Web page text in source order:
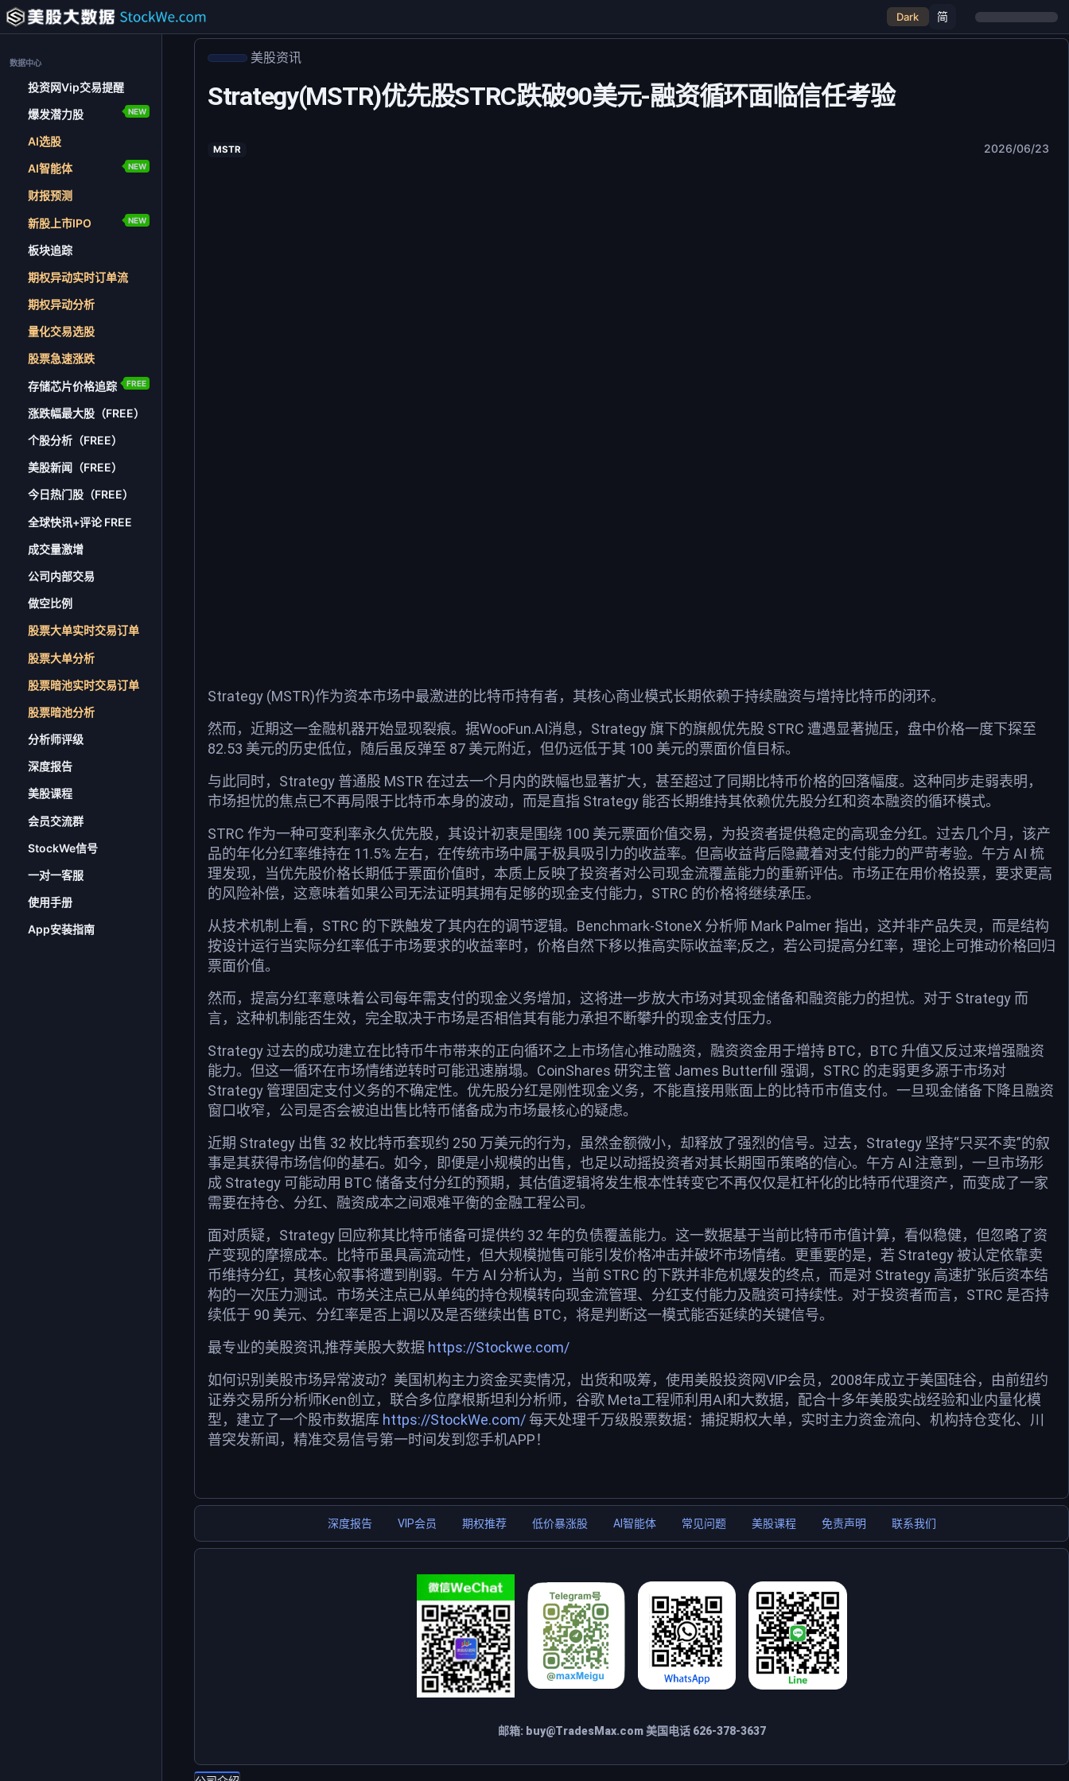
数据中心
投资网Vip交易提醒
爆发潜力股 NEW
AI选股
AI智能体 NEW
财报预测
新股上市IPO NEW
板块追踪
期权异动实时订单流
期权异动分析
量化交易选股
股票急速涨跌
存储芯片价格追踪 FREE
涨跌幅最大股（FREE）
个股分析（FREE）
美股新闻（FREE）
今日热门股（FREE）
全球快讯+评论 FREE
成交量激增
公司内部交易
做空比例
股票大单实时交易订单
股票大单分析
股票暗池实时交易订单
股票暗池分析
分析师评级
深度报告
美股课程
会员交流群
StockWe信号
一对一客服
使用手册
App安装指南
Dark 简
美股资讯
Strategy(MSTR)优先股STRC跌破90美元-融资循环面临信任考验
MSTR 2026/06/23
Strategy (MSTR)作为资本市场中最激进的比特币持有者，其核心商业模式长期依赖于持续融资与增持比特币的闭环。
然而，近期这一金融机器开始显现裂痕。据WooFun.AI消息，Strategy 旗下的旗舰优先股 STRC 遭遇显著抛压，盘中价格一度下探至
82.53 美元的历史低位，随后虽反弹至 87 美元附近，但仍远低于其 100 美元的票面价值目标。
与此同时，Strategy 普通股 MSTR 在过去一个月内的跌幅也显著扩大，甚至超过了同期比特币价格的回落幅度。这种同步走弱表明，
市场担忧的焦点已不再局限于比特币本身的波动，而是直指 Strategy 能否长期维持其依赖优先股分红和资本融资的循环模式。
STRC 作为一种可变利率永久优先股，其设计初衷是围绕 100 美元票面价值交易，为投资者提供稳定的高现金分红。过去几个月，该产
品的年化分红率维持在 11.5% 左右，在传统市场中属于极具吸引力的收益率。但高收益背后隐藏着对支付能力的严苛考验。午方 AI 梳
理发现，当优先股价格长期低于票面价值时，本质上反映了投资者对公司现金流覆盖能力的重新评估。市场正在用价格投票，要求更高
的风险补偿，这意味着如果公司无法证明其拥有足够的现金支付能力，STRC 的价格将继续承压。
从技术机制上看，STRC 的下跌触发了其内在的调节逻辑。Benchmark-StoneX 分析师 Mark Palmer 指出，这并非产品失灵，而是结构
按设计运行当实际分红率低于市场要求的收益率时，价格自然下移以推高实际收益率;反之，若公司提高分红率，理论上可推动价格回归
票面价值。
然而，提高分红率意味着公司每年需支付的现金义务增加，这将进一步放大市场对其现金储备和融资能力的担忧。对于 Strategy 而
言，这种机制能否生效，完全取决于市场是否相信其有能力承担不断攀升的现金支付压力。
Strategy 过去的成功建立在比特币牛市带来的正向循环之上市场信心推动融资，融资资金用于增持 BTC，BTC 升值又反过来增强融资
能力。但这一循环在市场情绪逆转时可能迅速崩塌。CoinShares 研究主管 James Butterfill 强调，STRC 的走弱更多源于市场对
Strategy 管理固定支付义务的不确定性。优先股分红是刚性现金义务，不能直接用账面上的比特币市值支付。一旦现金储备下降且融资
窗口收窄，公司是否会被迫出售比特币储备成为市场最核心的疑虑。
近期 Strategy 出售 32 枚比特币套现约 250 万美元的行为，虽然金额微小，却释放了强烈的信号。过去，Strategy 坚持“只买不卖”的叙
事是其获得市场信仰的基石。如今，即便是小规模的出售，也足以动摇投资者对其长期囤币策略的信心。午方 AI 注意到，一旦市场形
成 Strategy 可能动用 BTC 储备支付分红的预期，其估值逻辑将发生根本性转变它不再仅仅是杠杆化的比特币代理资产，而变成了一家
需要在持仓、分红、融资成本之间艰难平衡的金融工程公司。
面对质疑，Strategy 回应称其比特币储备可提供约 32 年的负债覆盖能力。这一数据基于当前比特币市值计算，看似稳健，但忽略了资
产变现的摩擦成本。比特币虽具高流动性，但大规模抛售可能引发价格冲击并破坏市场情绪。更重要的是，若 Strategy 被认定依靠卖
币维持分红，其核心叙事将遭到削弱。午方 AI 分析认为，当前 STRC 的下跌并非危机爆发的终点，而是对 Strategy 高速扩张后资本结
构的一次压力测试。市场关注点已从单纯的持仓规模转向现金流管理、分红支付能力及融资可持续性。对于投资者而言，STRC 是否持
续低于 90 美元、分红率是否上调以及是否继续出售 BTC，将是判断这一模式能否延续的关键信号。
最专业的美股资讯,推荐美股大数据 https://Stockwe.com/
如何识别美股市场异常波动？美国机构主力资金买卖情况，出货和吸筹，使用美股投资网VIP会员，2008年成立于美国硅谷，由前纽约
证券交易所分析师Ken创立，联合多位摩根斯坦利分析师，谷歌 Meta工程师利用AI和大数据，配合十多年美股实战经验和业内量化模
型，建立了一个股市数据库 https://StockWe.com/每天处理千万级股票数据：捕捉期权大单，实时主力资金流向、机构持仓变化、川
普突发新闻，精准交易信号第一时间发到您手机APP！
深度报告 VIP会员 期权推荐 低价暴涨股 AI智能体 常见问题 美股课程 免责声明 联系我们
邮箱: buy@TradesMax.com美国电话 626-378-3637